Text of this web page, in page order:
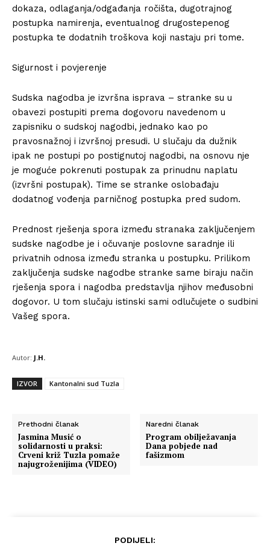
dokaza, odlaganja/odgađanja ročišta, dugotrajnog
postupka namirenja, eventualnog drugostepenog
postupka te dodatnih troškova koji nastaju pri tome.
Sigurnost i povjerenje
Sudska nagodba je izvršna isprava – stranke su u
obavezi postupiti prema dogovoru navedenom u
zapisniku o sudskoj nagodbi, jednako kao po
pravosnažnoj i izvršnoj presudi. U slučaju da dužnik
ipak ne postupi po postignutoj nagodbi, na osnovu nje
je moguće pokrenuti postupak za prinudnu naplatu
(izvršni postupak). Time se stranke oslobađaju
dodatnog vođenja parničnog postupka pred sudom.
Prednost rješenja spora između stranaka zaključenjem
sudske nagodbe je i očuvanje poslovne saradnje ili
privatnih odnosa između stranka u postupku. Prilikom
zaključenja sudske nagodbe stranke same biraju način
rješenja spora i nagodba predstavlja njihov međusobni
dogovor. U tom slučaju istinski sami odlučujete o sudbini
Vašeg spora.
Autor: J.H.
IZVOR Kantonalni sud Tuzla
Prethodni članak
Jasmina Musić o
solidarnosti u praksi:
Crveni križ Tuzla pomaže
najugroženijima (VIDEO)
Naredni članak
Program obilježavanja
Dana pobjede nad
fašizmom
PODIJELI: